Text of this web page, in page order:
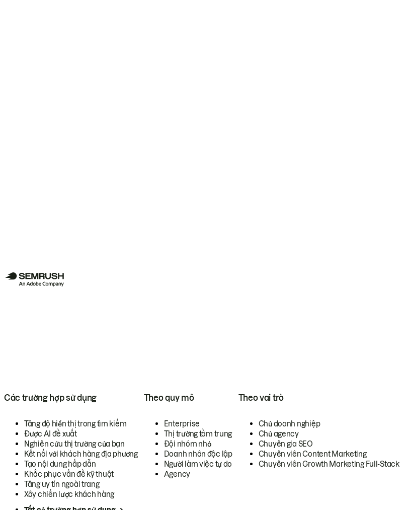
Các trường hợp sử dụng
Tăng độ hiển thị trong tìm kiếm
Được AI đề xuất
Nghiên cứu thị trường của bạn
Kết nối với khách hàng địa phương
Tạo nội dung hấp dẫn
Khắc phục vấn đề kỹ thuật
Tăng uy tín ngoài trang
Xây chiến lược khách hàng
Theo quy mô
Enterprise
Thị trường tầm trung
Đội nhóm nhỏ
Doanh nhân độc lập
Người làm việc tự do
Agency
Theo vai trò
Chủ doanh nghiệp
Chủ agency
Chuyên gia SEO
Chuyên viên Content Marketing
Chuyên viên Growth Marketing Full-Stack